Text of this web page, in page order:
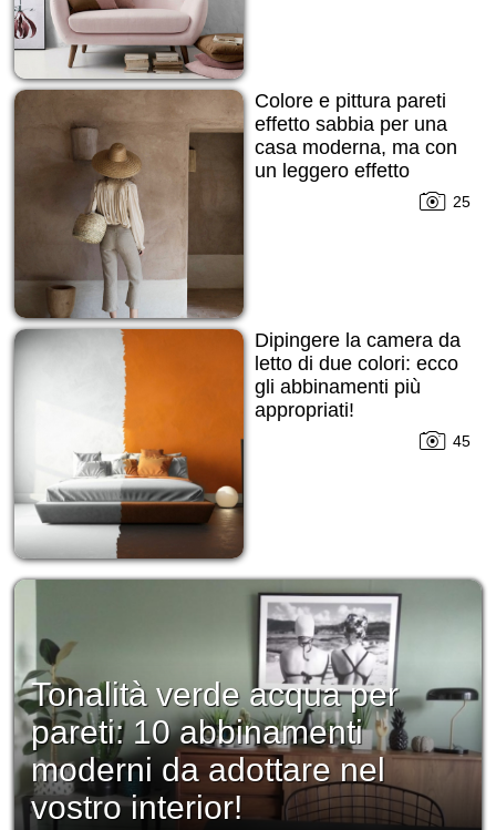
Colore e pittura pareti
effetto sabbia per una
casa moderna, ma con
un leggero effetto
25
Dipingere la camera da
letto di due colori: ecco
gli abbinamenti più
appropriati!
45
Tonalità verde acqua per
pareti: 10 abbinamenti
moderni da adottare nel
vostro interior!